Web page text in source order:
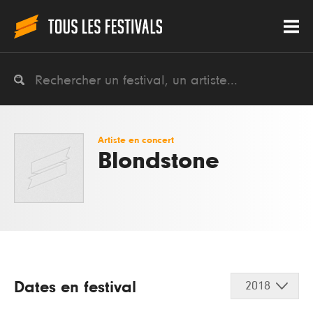
Artiste en concert
Blondstone
Dates en festival 2018